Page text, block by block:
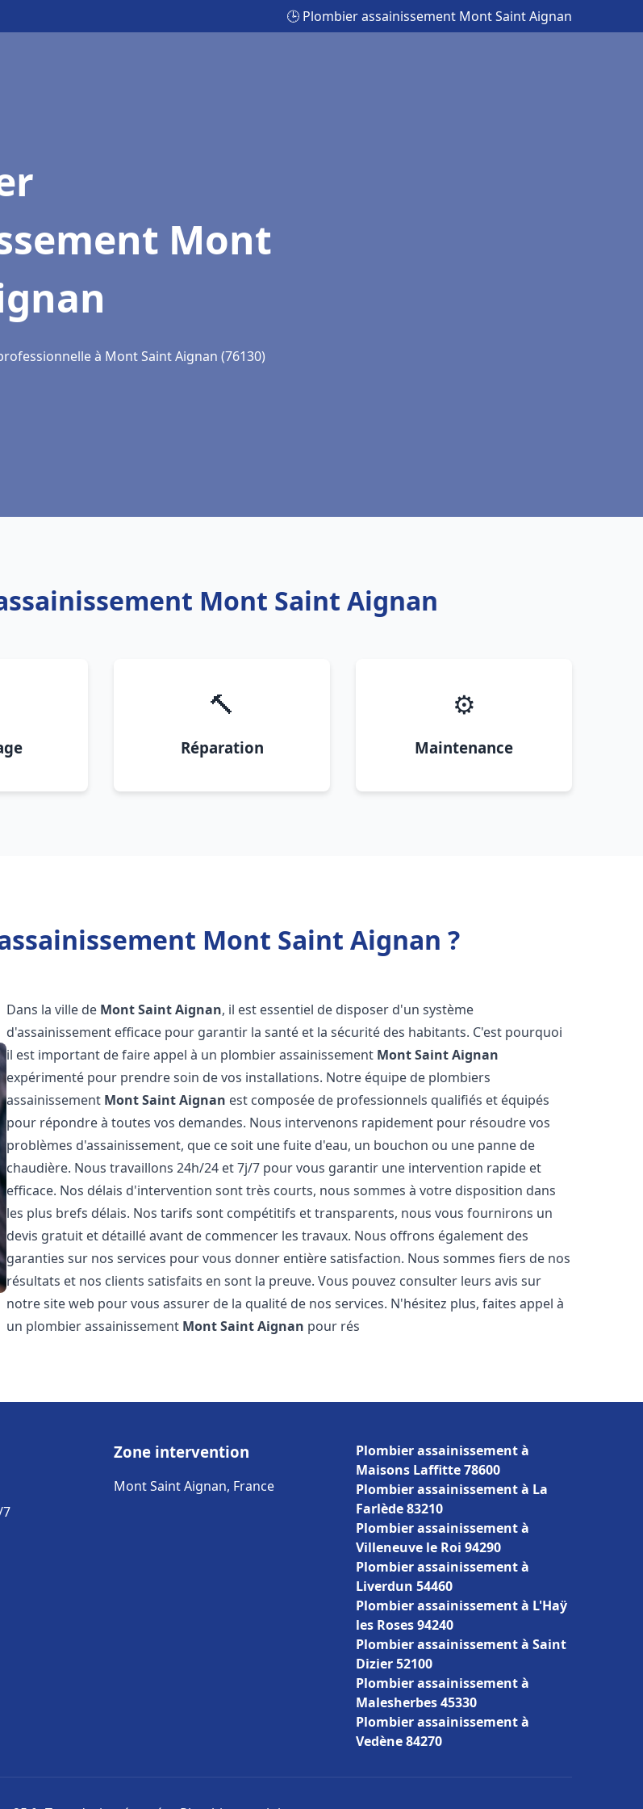
🕒 Plombier assainissement Mont Saint Aignan
Mont
à Mont Saint Aignan (76130)
Mont Saint Aignan
🔨
Réparation
⚙️
Maintenance
Mont Saint Aignan ?
Dans la ville de Mont Saint Aignan, il est essentiel de disposer d'un système
d'assainissement efficace pour garantir la santé et la sécurité des habitants. C'est pourquoi
il est important de faire appel à un plombier assainissement Mont Saint Aignan
expérimenté pour prendre soin de vos installations. Notre équipe de plombiers
assainissement Mont Saint Aignan est composée de professionnels qualifiés et équipés
pour répondre à toutes vos demandes. Nous intervenons rapidement pour résoudre vos
problèmes d'assainissement, que ce soit une fuite d'eau, un bouchon ou une panne de
chaudière. Nous travaillons 24h/24 et 7j/7 pour vous garantir une intervention rapide et
efficace. Nos délais d'intervention sont très courts, nous sommes à votre disposition dans
les plus brefs délais. Nos tarifs sont compétitifs et transparents, nous vous fournirons un
devis gratuit et détaillé avant de commencer les travaux. Nous offrons également des
garanties sur nos services pour vous donner entière satisfaction. Nous sommes fiers de nos
résultats et nos clients satisfaits en sont la preuve. Vous pouvez consulter leurs avis sur
notre site web pour vous assurer de la qualité de nos services. N'hésitez plus, faites appel à
un plombier assainissement Mont Saint Aignan pour rés
Zone intervention
Mont Saint Aignan, France
Plombier assainissement à
Maisons Laffitte 78600
Plombier assainissement à La
Farlède 83210
Plombier assainissement à
Villeneuve le Roi 94290
Plombier assainissement à
Liverdun 54460
Plombier assainissement à L'Haÿ
les Roses 94240
Plombier assainissement à Saint
Dizier 52100
Plombier assainissement à
Malesherbes 45330
Plombier assainissement à
Vedène 84270